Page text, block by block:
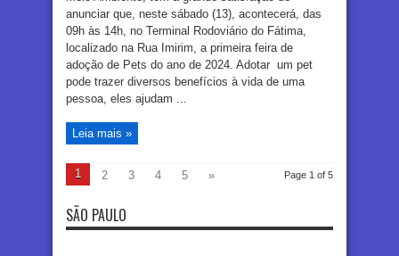
anunciar que, neste sábado (13), acontecerá, das
09h às 14h, no Terminal Rodoviário do Fátima,
localizado na Rua Imirim, a primeira feira de
adoção de Pets do ano de 2024. Adotar um pet
pode trazer diversos benefícios à vida de uma
pessoa, eles ajudam ...
Leia mais »
Page 1 of 5
1 2 3 4 5 »
SÃO PAULO